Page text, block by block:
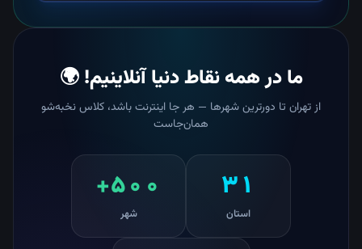
ما در همه نقاط دنیا آنلاینیم! 🌍
از تهران تا دورترین شهرها — هر جا اینترنت باشد، کلاس نخبه‌شو
همان‌جاست
۳۱
استان
۵۰۰+
شهر